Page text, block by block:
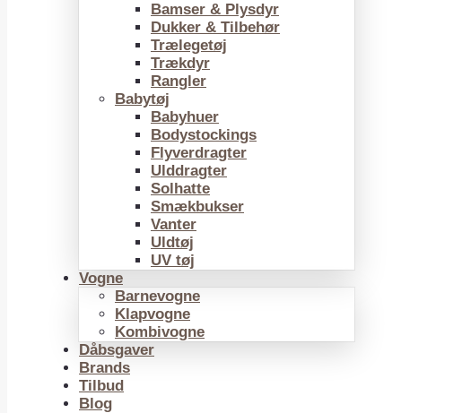
Bamser & Plysdyr
Dukker & Tilbehør
Trælegetøj
Trækdyr
Rangler
Babytøj
Babyhuer
Bodystockings
Flyverdragter
Ulddragter
Solhatte
Smækbukser
Vanter
Uldtøj
UV tøj
Vogne
Barnevogne
Klapvogne
Kombivogne
Dåbsgaver
Brands
Tilbud
Blog